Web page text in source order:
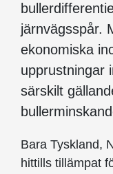
järnvägsspår.
ekonomiska
upprustningar
särskilt
Bara Tyskland,
hittills tillämpat